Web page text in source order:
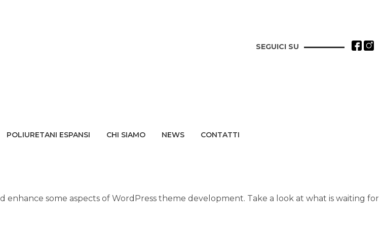
SEGUICI SU
POLIURETANI ESPANSI CHI SIAMO NEWS CONTATTI
enhance some aspects of WordPress theme development. Take a look at what is waiting for